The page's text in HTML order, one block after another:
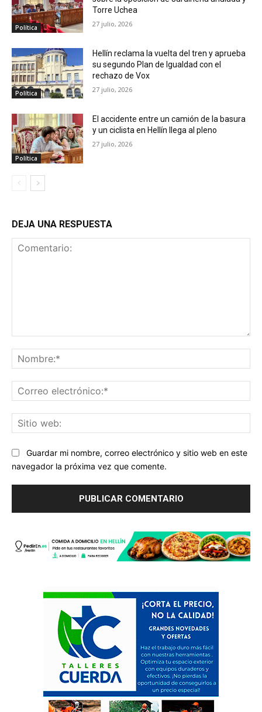
Política
Torre Uchea
27 julio, 2026
Política
Hellín reclama la vuelta del tren y aprueba
su segundo Plan de Igualdad con el
rechazo de Vox
27 julio, 2026
Política
El accidente entre un camión de la basura
y un ciclista en Hellín llega al pleno
27 julio, 2026
DEJA UNA RESPUESTA
Guardar mi nombre, correo electrónico y sitio web en este
navegador la próxima vez que comente.